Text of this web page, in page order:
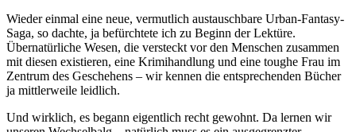
Wieder einmal eine neue, vermutlich austauschbare Urban-Fantasy-
Saga, so dachte, ja befürchtete ich zu Beginn der Lektüre.
Übernatürliche Wesen, die versteckt vor den Menschen zusammen
mit diesen existieren, eine Krimihandlung und eine toughe Frau im
Zentrum des Geschehens – wir kennen die entsprechenden Bücher
ja mittlerweile leidlich.
Und wirklich, es begann eigentlich recht gewohnt. Da lernen wir